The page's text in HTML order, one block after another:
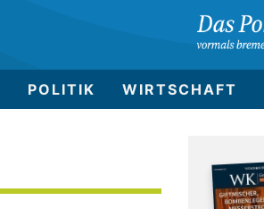
POLITIK WIRTSCHAFT